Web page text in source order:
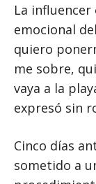
La
emocional
quiero
me sobre,
vaya a la
expresó sin
Cinco días
sometido a